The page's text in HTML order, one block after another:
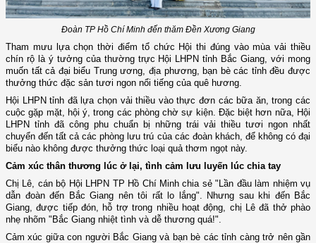
Đoàn TP Hồ Chí Minh đến thăm Đền Xương Giang
Tham mưu lựa chọn thời điểm tổ chức Hội thi đúng vào mùa vải thiều
chín rộ là ý tưởng của thường trực Hội LHPN tỉnh Bắc Giang, với mong
muốn tất cả đại biểu Trung ương, địa phương, bạn bè các tỉnh đều được
thưởng thức đặc sản tươi ngon nổi tiếng của quê hương.
Hội LHPN tỉnh đã lựa chọn vải thiều vào thực đơn các bữa ăn, trong các
cuộc gặp mặt, hội ý, trong các phòng chờ sự kiện. Đặc biệt hơn nữa, Hội
LHPN tỉnh đã công phu chuẩn bị những trái vải thiều tươi ngon nhất
chuyển đến tất cả các phòng lưu trú của các đoàn khách, để không có đại
biểu nào không được thưởng thức loại quả thơm ngọt này.
Cảm xúc thân thương lúc ở lại, tình cảm lưu luyến lúc chia tay
Chị Lê, cán bộ Hội LHPN TP Hồ Chí Minh chia sẻ "Lần đầu làm nhiệm vụ
dẫn đoàn đến Bắc Giang nên tôi rất lo lắng". Nhưng sau khi đến Bắc
Giang, được tiếp đón, hỗ trợ trong nhiều hoạt động, chị Lê đã thở phào
nhẹ nhõm "Bắc Giang nhiệt tình và dễ thương quá!".
Cảm xúc giữa con người Bắc Giang và bạn bè các tỉnh càng trở nên gần